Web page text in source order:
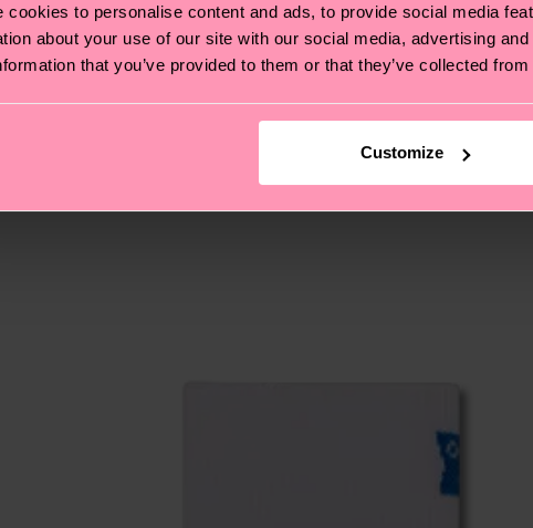
cookies to personalise content and ads, to provide social media
about your use of our site with our social media, advertising
that you’ve provided to them or that they’ve collected
Customize
Informationen sowie Tipps und Tricks findest du auf
Bestellung ab und unsere länderspezifische
es sich hierbei um einen Richtwert handelt und die
unserem Hilfebereich im ArtikelRetourenfindest du die